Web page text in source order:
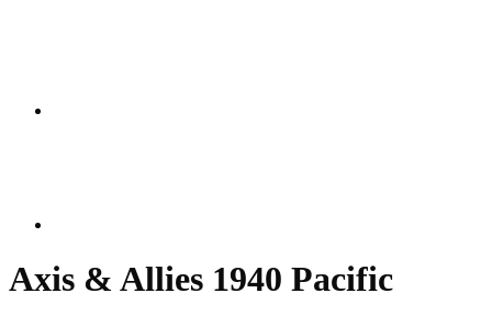
Axis & Allies 1940 Pacific